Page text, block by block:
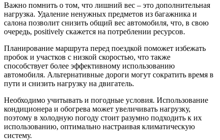
Важно помнить о том, что лишний вес – это дополнительная
нагрузка. Удаление ненужных предметов из багажника и
салона позволит снизить общий вес автомобиля, что, в свою
очередь, positively скажется на потреблении ресурсов.
Планирование маршрута перед поездкой поможет избежать
пробок и участков с низкой скоростью, что также
способствует более эффективному использованию
автомобиля. Альтернативные дороги могут сократить время в
пути и снизить нагрузку на двигатель.
Необходимо учитывать и погодные условия. Использование
кондиционера и обогрева может увеличивать нагрузку,
поэтому в холодную погоду стоит разумно подходить к их
использованию, оптимально настраивая климатическую
систему.